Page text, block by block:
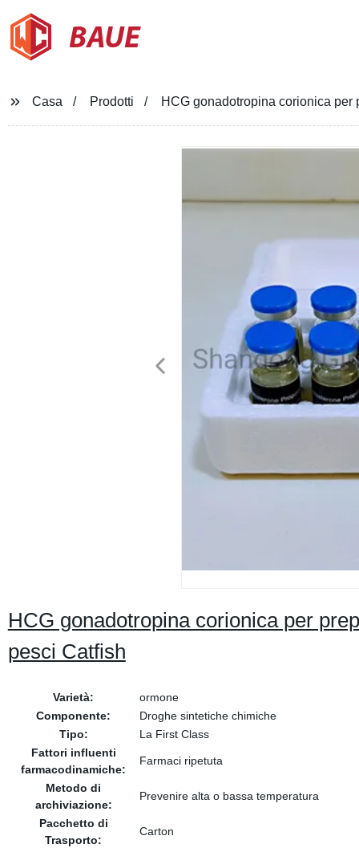
BAUE
Casa Prodotti HCG gonadotropina corionica
HCG gonadotropina corionica per
pesci Catfish
Varietà:
ormone
Componente:
Droghe sintetiche chimiche
Tipo:
La First Class
Fattori influenti
farmacodinamiche:
Farmaci ripetuta
Metodo di
archiviazione:
Prevenire alta o bassa temperatura
Pacchetto di
Trasporto:
Carton